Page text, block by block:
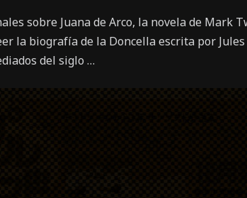
sobre Juana de Arco, la novela de Mark
la biografía de la Doncella escrita por
del siglo …